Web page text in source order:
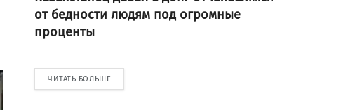
от бедности людям под огромные
проценты
ЧИТАТЬ БОЛЬШЕ